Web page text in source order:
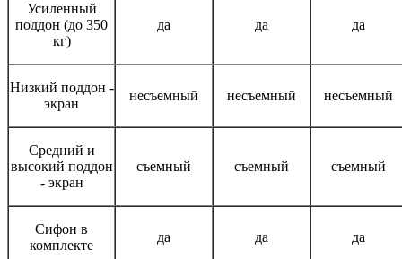
Усиленный
поддон (до 350
кг)
да да да
Низкий поддон -
экран
несъемный несъемный несъемный
Средний и
высокий поддон
- экран
съемный съемный съемный
Сифон в
комплекте
да да да